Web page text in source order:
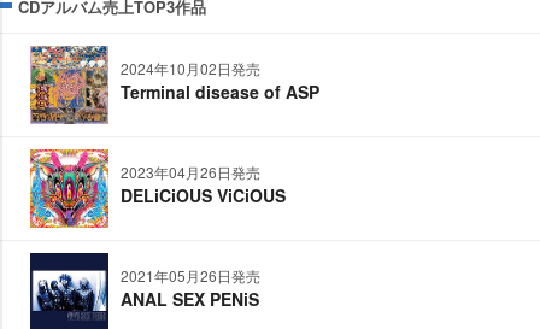
CDアルバム売上TOP3作品
2024年10月02日発売
Terminal disease of ASP
2023年04月26日発売
DELiCiOUS ViCiOUS
2021年05月26日発売
ANAL SEX PENiS